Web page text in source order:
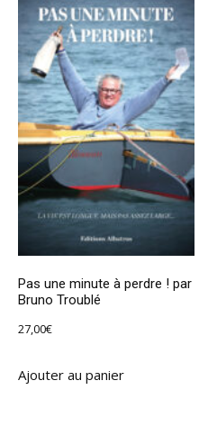
Pas une minute à perdre ! par
Bruno Troublé
27,00€
Ajouter au panier